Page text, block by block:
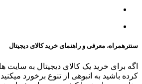
سنترهمراه، معرفی و راهنمای خرید کالای دیجیتال
اگه برای خرید یک کالای دیجیتال به
کرده باشید به انبوهی از تنوع برخورد